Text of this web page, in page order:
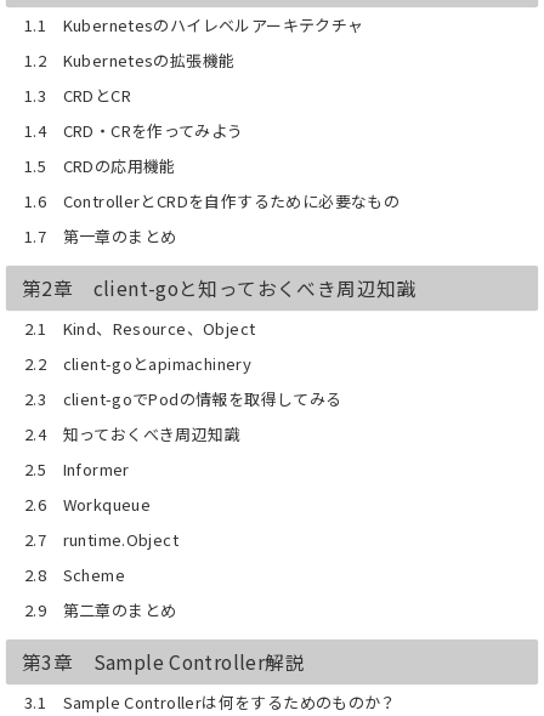
1.1 Kubernetesのハイレベルアーキテクチャ
1.2 Kubernetesの拡張機能
1.3 CRDとCR
1.4 CRD・CRを作ってみよう
1.5 CRDの応用機能
1.6 ControllerとCRDを自作するために必要なもの
1.7 第一章のまとめ
第2章 client-goと知っておくべき周辺知識
2.1 Kind、Resource、Object
2.2 client-goとapimachinery
2.3 client-goでPodの情報を取得してみる
2.4 知っておくべき周辺知識
2.5 Informer
2.6 Workqueue
2.7 runtime.Object
2.8 Scheme
2.9 第二章のまとめ
第3章 Sample Controller解説
3.1 Sample Controllerは何をするためのものか？